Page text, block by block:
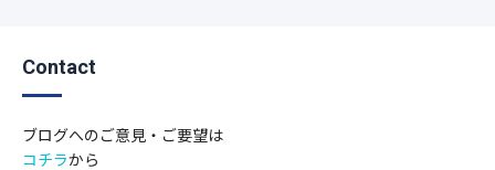
Contact
ブログへのご意見・ご要望は
コチラから